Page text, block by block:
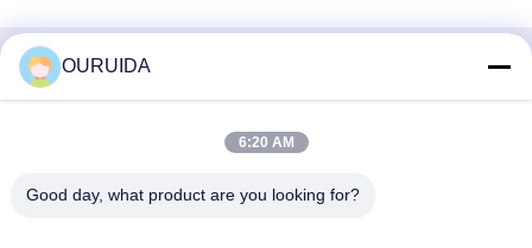
Contact rapide
district de Nanhai, ville de Foshan, province du Guangdong,
OURUIDA
6:20 AM
Good day, what product are you looking for?